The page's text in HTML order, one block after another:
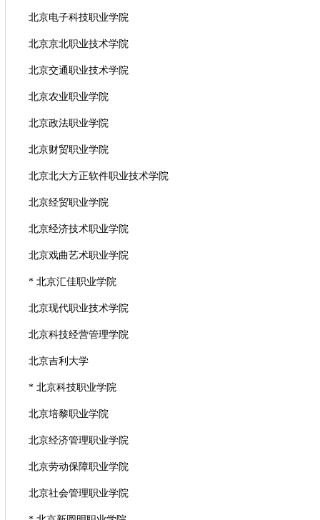
北京电子科技职业学院
北京京北职业技术学院
北京交通职业技术学院
北京农业职业学院
北京政法职业学院
北京财贸职业学院
北京北大方正软件职业技术学院
北京经贸职业学院
北京经济技术职业学院
北京戏曲艺术职业学院
* 北京汇佳职业学院
北京现代职业技术学院
北京科技经营管理学院
北京吉利大学
* 北京科技职业学院
北京培黎职业学院
北京经济管理职业学院
北京劳动保障职业学院
北京社会管理职业学院